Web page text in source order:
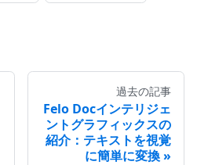
過去の記事
Felo Docインテリジェ
ントグラフィックスの
紹介：テキストを視覚
に簡単に変換